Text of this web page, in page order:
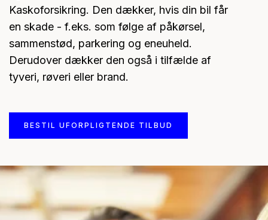
Kaskoforsikring. Den dækker, hvis din bil får
en skade - f.eks. som følge af påkørsel,
sammenstød, parkering og eneuheld.
Derudover dækker den også i tilfælde af
tyveri, røveri eller brand.
BESTIL UFORPLIGTENDE TILBUD